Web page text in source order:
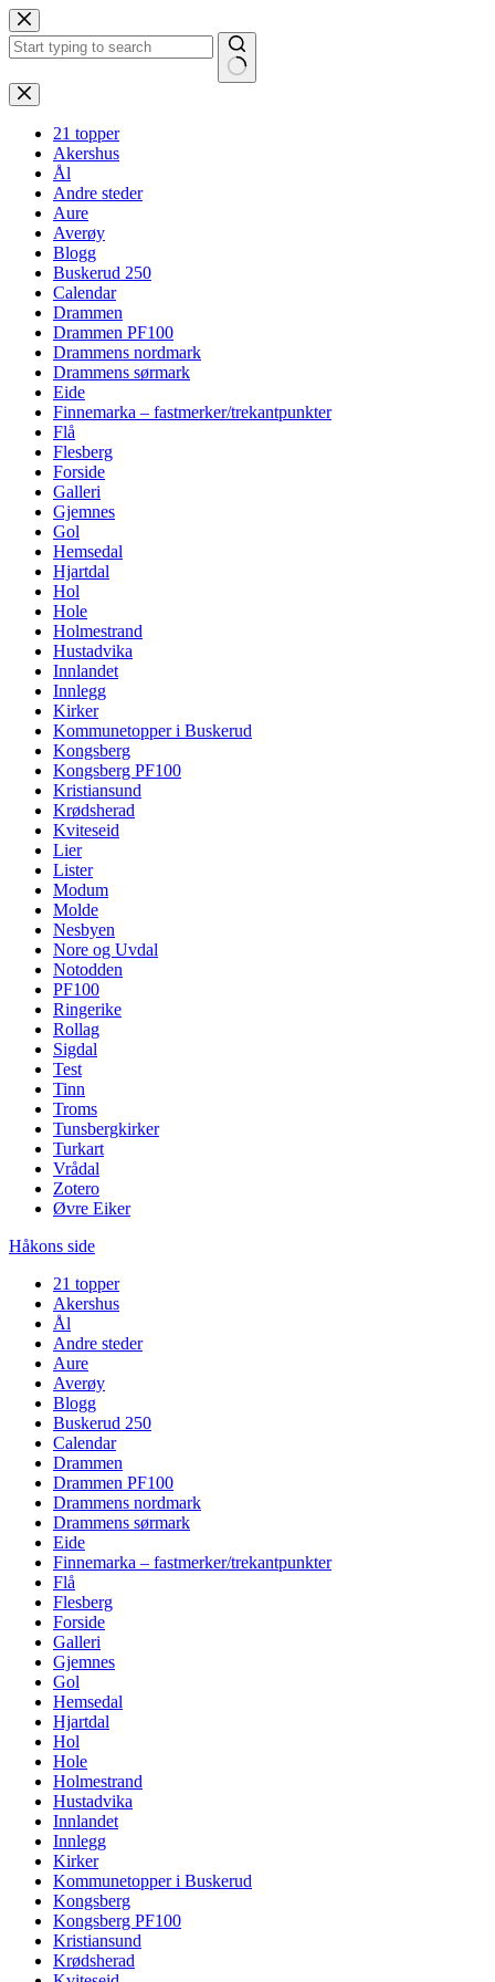
Hopp
til
innholdet
Ingen
resultater
21 topper
Akershus
Ål
Andre steder
Aure
Averøy
Blogg
Buskerud 250
Calendar
Drammen
Drammen PF100
Drammens nordmark
Drammens sørmark
Eide
Finnemarka – fastmerker/trekantpunkter
Flå
Flesberg
Forside
Galleri
Gjemnes
Gol
Hemsedal
Hjartdal
Hol
Hole
Holmestrand
Hustadvika
Innlandet
Innlegg
Kirker
Kommunetopper i Buskerud
Kongsberg
Kongsberg PF100
Kristiansund
Krødsherad
Kviteseid
Lier
Lister
Modum
Molde
Nesbyen
Nore og Uvdal
Notodden
PF100
Ringerike
Rollag
Sigdal
Test
Tinn
Troms
Tunsbergkirker
Turkart
Vrådal
Zotero
Øvre Eiker
Håkons side
21 topper
Akershus
Ål
Andre steder
Aure
Averøy
Blogg
Buskerud 250
Calendar
Drammen
Drammen PF100
Drammens nordmark
Drammens sørmark
Eide
Finnemarka – fastmerker/trekantpunkter
Flå
Flesberg
Forside
Galleri
Gjemnes
Gol
Hemsedal
Hjartdal
Hol
Hole
Holmestrand
Hustadvika
Innlandet
Innlegg
Kirker
Kommunetopper i Buskerud
Kongsberg
Kongsberg PF100
Kristiansund
Krødsherad